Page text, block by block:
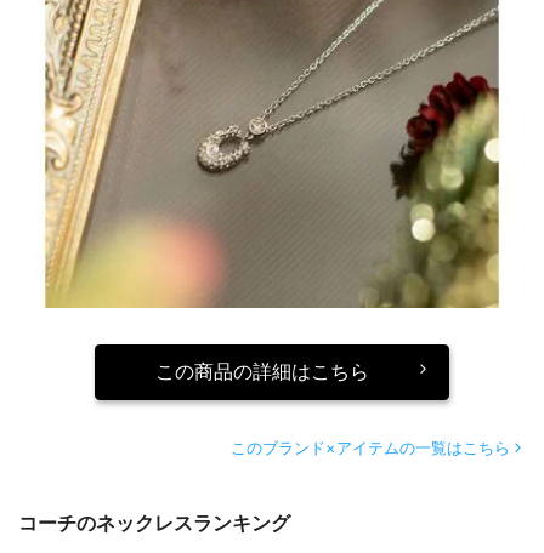
この商品の詳細はこちら
このブランド×アイテムの一覧はこちら
コーチのネックレスランキング